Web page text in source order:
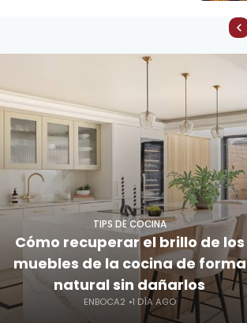
TIPS DE COCINA
Cómo recuperar el brillo de los
muebles de la cocina de forma
natural sin dañarlos
ENBOCA2 1 DÍA AGO